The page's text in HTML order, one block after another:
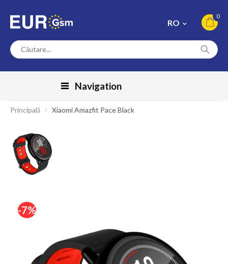
0
RO
Navigation
Principală Xiaomi Amazfit Pace Black
-7%